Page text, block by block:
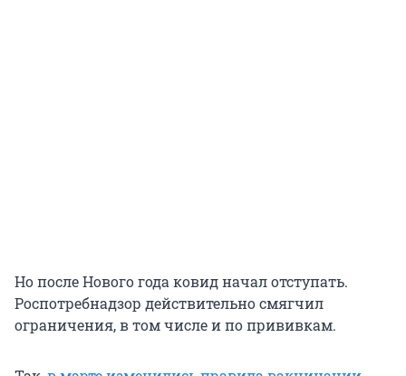
Но после Нового года ковид начал отступать.
Роспотребнадзор действительно смягчил
ограничения, в том числе и по прививкам.